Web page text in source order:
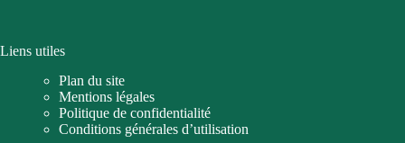
Liens utiles
Plan du site
Mentions légales
Politique de confidentialité
Conditions générales d’utilisation